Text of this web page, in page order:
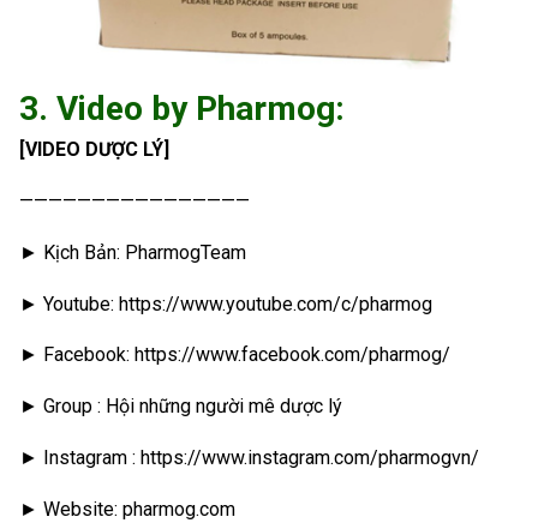
3. Video by Pharmog:
[VIDEO DƯỢC LÝ]
————————————————
► Kịch Bản: PharmogTeam
► Youtube: https://www.youtube.com/c/pharmog
► Facebook: https://www.facebook.com/pharmog/
► Group : Hội những người mê dược lý
► Instagram : https://www.instagram.com/pharmogvn/
► Website: pharmog.com